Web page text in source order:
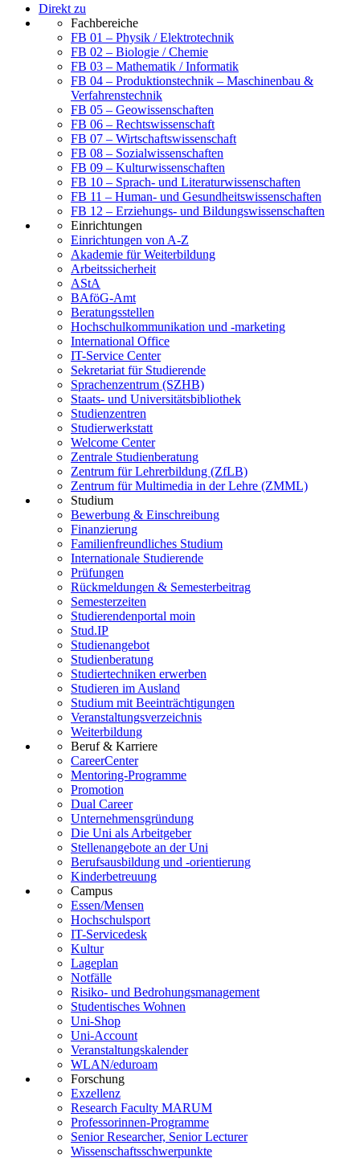
Direkt zu
Fachbereiche
FB 01 – Physik / Elektrotechnik
FB 02 – Biologie / Chemie
FB 03 – Mathematik / Informatik
FB 04 – Produktionstechnik – Maschinenbau &
Verfahrenstechnik
FB 05 – Geowissenschaften
FB 06 – Rechtswissenschaft
FB 07 – Wirtschaftswissenschaft
FB 08 – Sozialwissenschaften
FB 09 – Kulturwissenschaften
FB 10 – Sprach- und Literaturwissenschaften
FB 11 – Human- und Gesundheitswissenschaften
FB 12 – Erziehungs- und Bildungswissenschaften
Einrichtungen
Einrichtungen von A-Z
Akademie für Weiterbildung
Arbeitssicherheit
AStA
BAföG-Amt
Beratungsstellen
Hochschulkommunikation und -marketing
International Office
IT-Service Center
Sekretariat für Studierende
Sprachenzentrum (SZHB)
Staats- und Universitätsbibliothek
Studienzentren
Studierwerkstatt
Welcome Center
Zentrale Studienberatung
Zentrum für Lehrerbildung (ZfLB)
Zentrum für Multimedia in der Lehre (ZMML)
Studium
Bewerbung & Einschreibung
Finanzierung
Familienfreundliches Studium
Internationale Studierende
Prüfungen
Rückmeldungen & Semesterbeitrag
Semesterzeiten
Studierendenportal moin
Stud.IP
Studienangebot
Studienberatung
Studiertechniken erwerben
Studieren im Ausland
Studium mit Beeinträchtigungen
Veranstaltungsverzeichnis
Weiterbildung
Beruf & Karriere
CareerCenter
Mentoring-Programme
Promotion
Dual Career
Unternehmensgründung
Die Uni als Arbeitgeber
Stellenangebote an der Uni
Berufsausbildung und -orientierung
Kinderbetreuung
Campus
Essen/Mensen
Hochschulsport
IT-Servicedesk
Kultur
Lageplan
Notfälle
Risiko- und Bedrohungsmanagement
Studentisches Wohnen
Uni-Shop
Uni-Account
Veranstaltungskalender
WLAN/eduroam
Forschung
Exzellenz
Research Faculty MARUM
Professorinnen-Programme
Senior Researcher, Senior Lecturer
Wissenschaftsschwerpunkte